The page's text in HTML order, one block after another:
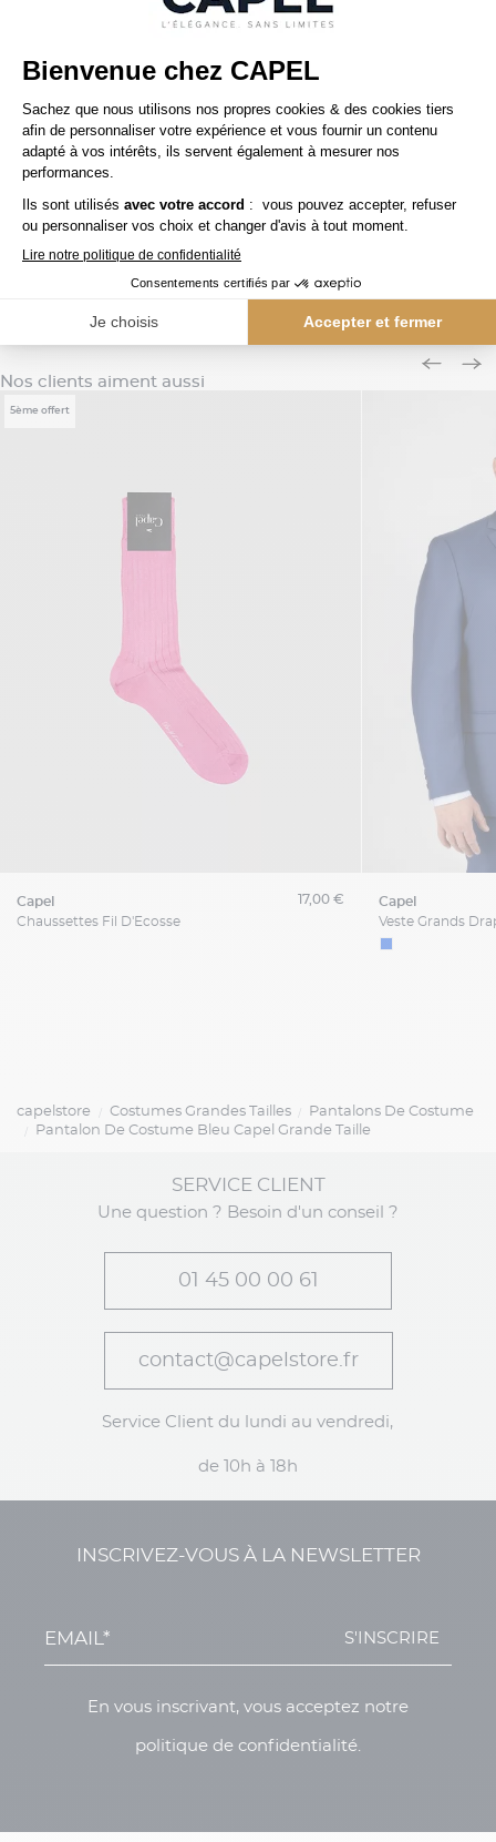
capel
Nos clients aiment aussi
5ème offert
capel
Chaussettes Fil D'Ecosse
17,00 € capel
capelstore Costumes Grandes Tailles
Pantalons De Costume
Pantalon De Costume Bleu Capel Grande Taille
SERVICE CLIENT
Une question ? Besoin d'un conseil ?
01 45 00 00 61
contact@capelstore.fr
Service Client du lundi au vendredi,
de 10h à 18h
INSCRIVEZ-VOUS À LA NEWSLETTER
S'INSCRIRE
En vous inscrivant, vous acceptez notre
politique de confidentialité.